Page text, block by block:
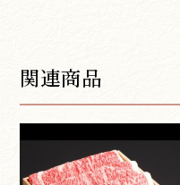
関連商品